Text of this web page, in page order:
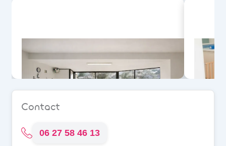
(91700)
Se pré-inscrire
Contact
06 27 58 46 13